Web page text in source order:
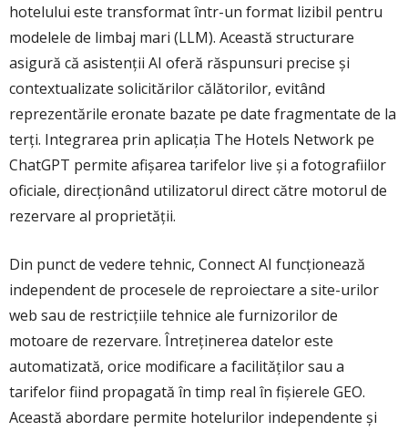
hotelului este transformat într-un format lizibil pentru
modelele de limbaj mari (LLM). Această structurare
asigură că asistenții AI oferă răspunsuri precise și
contextualizate solicitărilor călătorilor, evitând
reprezentările eronate bazate pe date fragmentate de la
terți. Integrarea prin aplicația The Hotels Network pe
ChatGPT permite afișarea tarifelor live și a fotografiilor
oficiale, direcționând utilizatorul direct către motorul de
rezervare al proprietății.
Din punct de vedere tehnic, Connect AI funcționează
independent de procesele de reproiectare a site-urilor
web sau de restricțiile tehnice ale furnizorilor de
motoare de rezervare. Întreținerea datelor este
automatizată, orice modificare a facilităților sau a
tarifelor fiind propagată în timp real în fișierele GEO.
Această abordare permite hotelurilor independente și